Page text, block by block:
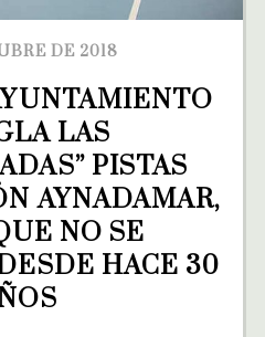
DE 2018
LAS
PISTAS
AYNADAMAR,
NO SE
HACE 30